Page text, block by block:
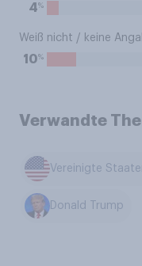
4%
Weiß nicht / keine
10%
Verwandte
Vereinigte
Donald Trump